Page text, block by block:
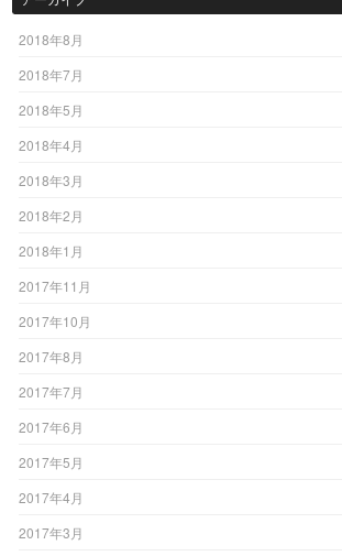
2018年8月
2018年7月
2018年5月
2018年4月
2018年3月
2018年2月
2018年1月
2017年11月
2017年10月
2017年8月
2017年7月
2017年6月
2017年5月
2017年4月
2017年3月